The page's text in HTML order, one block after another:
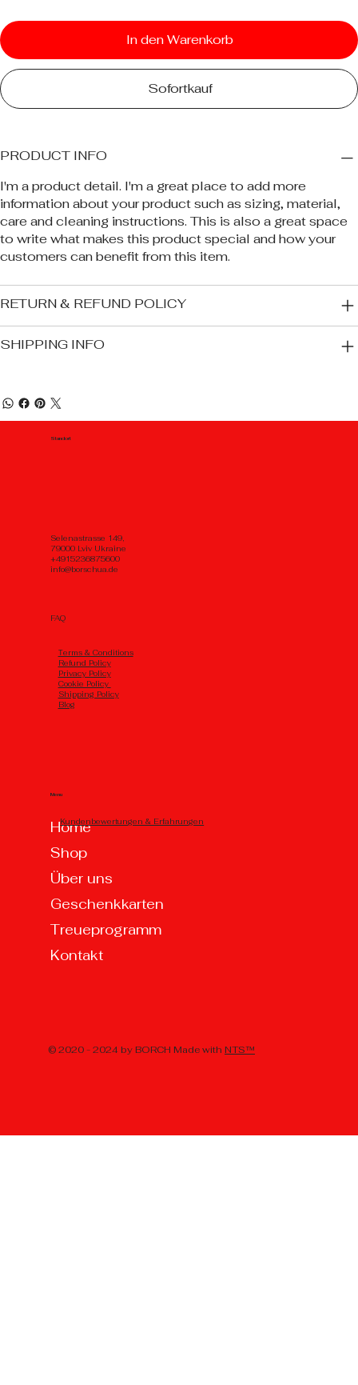
In den Warenkorb
Sofortkauf
PRODUCT INFO
I'm a product detail. I'm a great place to add more
information about your product such as sizing, material,
care and cleaning instructions. This is also a great space
to write what makes this product special and how your
customers can benefit from this item.
RETURN & REFUND POLICY
SHIPPING INFO
© 2020 - 2024 by BORCH Made with NTS™
Standort
Selenastrasse 149,
79000 Lviv Ukraine
+4915236875600
info@borschua.de
Menu
Home
Shop
Über uns
Geschenkkarten
Treueprogramm
Kontakt
FAQ
Тerms & Conditions
Refund Policy
Privacy Policy
Cookie Policy
Shipping Policy
Blog
Kundenbewertungen & Erfahrungen